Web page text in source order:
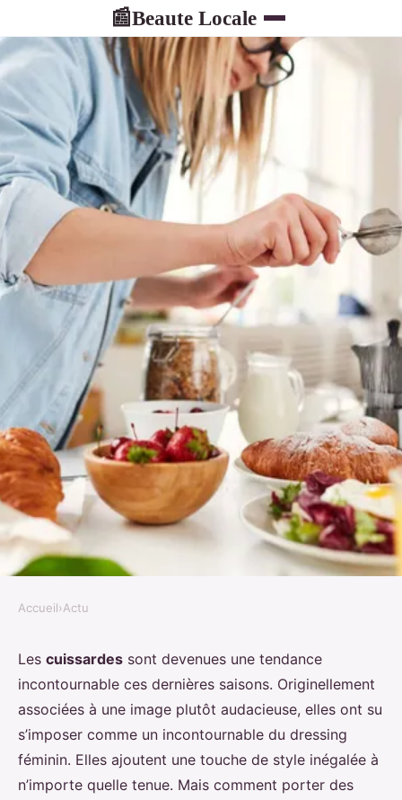
📰Beaute Locale
Quelles sont les meilleures
façons de porter des cuissardes
avec une robe midi ?
Ali•5 avril 2024 •5 min de lecture
Accueil›Actu
Les cuissardes sont devenues une tendance
incontournable ces dernières saisons. Originellement
associées à une image plutôt audacieuse, elles ont su
s’imposer comme un incontournable du dressing
féminin. Elles ajoutent une touche de style inégalée à
n’importe quelle tenue. Mais comment porter des